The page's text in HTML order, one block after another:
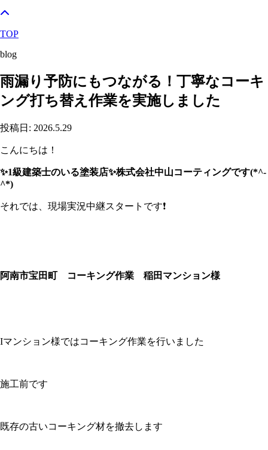
TOP
blog
雨漏り予防にもつながる！丁寧なコーキ
ング打ち替え作業を実施しました
投稿日: 2026.5.29
こんにちは！
✨1級建築士のいる塗装店✨株式会社中山コーティングです(*^-
^*)
それでは、現場実況中継スタートです❗
阿南市宝田町 コーキング作業 稲田マンション様
Iマンション様ではコーキング作業を行いました
施工前です
既存の古いコーキング材を撤去します